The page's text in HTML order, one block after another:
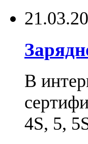
В
4S, 5,